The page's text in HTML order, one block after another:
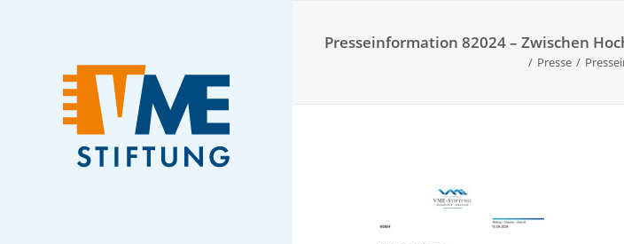
Presseinformation 82024 – Zwischen
Presse